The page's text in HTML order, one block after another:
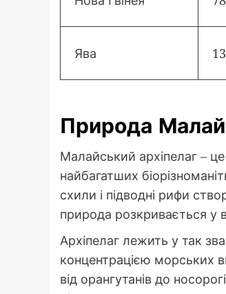
Ява
Природа
Малайський архіпелаг –
найбагатших
схили і підводні рифи
природа розкривається у
Архіпелаг лежить у так
концентрацією морських
від орангутанів до